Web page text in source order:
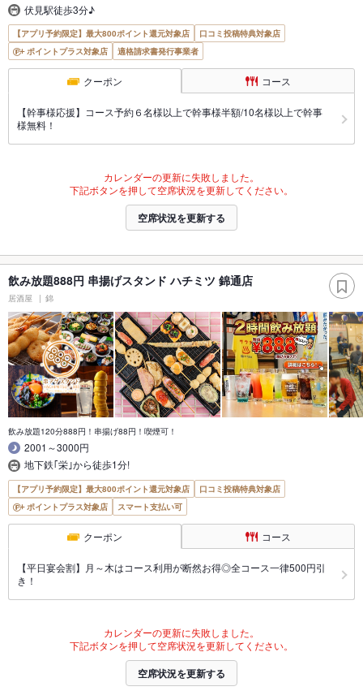
伏見駅徒歩3分♪
【アプリ予約限定】最大800ポイント還元対象店
口コミ投稿特典対象店
ポイントプラス対象店
適格請求書発行事業者
クーポン コース
【幹事様応援】コース予約６名様以上で幹事様半額/10名様以上で幹事
様無料！
カレンダーの更新に失敗しました。
下記ボタンを押して空席状況を更新してください。
空席状況を更新する
飲み放題888円 串揚げスタンド ハチミツ 錦通店
居酒屋 錦
飲み放題120分888円！串揚げ88円！喫煙可！
2001～3000円
地下鉄｢栄｣から徒歩1分!
【アプリ予約限定】最大800ポイント還元対象店
口コミ投稿特典対象店
ポイントプラス対象店
スマート支払い可
クーポン コース
【平日宴会割】月～木はコース利用が断然お得◎全コース一律500円引
き！
カレンダーの更新に失敗しました。
下記ボタンを押して空席状況を更新してください。
空席状況を更新する